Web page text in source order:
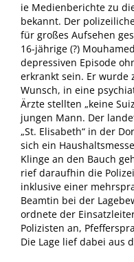
ie Medienberichte zu
bekannt. Der
für großes Aufsehen
16-jährige (?)
depressiven Episode
erkrankt sein. Er wurde
Wunsch, in eine
Ärzte stellten „keine
jungen Mann. Der
„St. Elisabeth“ in der
sich ein
Klinge an den Bauch
rief daraufhin die
inklusive einer
Beamtin bei der
ordnete der
Polizisten an,
Die Lage lief dabei aus